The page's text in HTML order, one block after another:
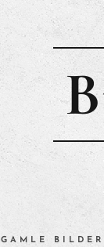
GAMLE BILDER